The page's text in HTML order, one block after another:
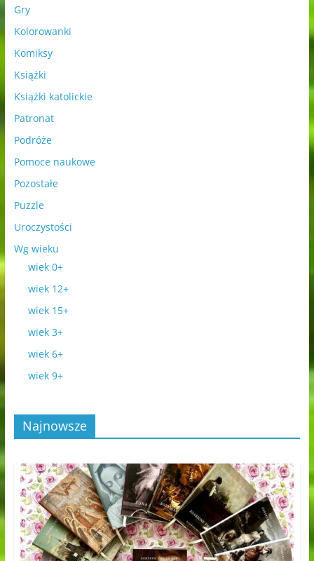
Gry
Kolorowanki
Komiksy
Książki
Książki katolickie
Patronat
Podróże
Pomoce naukowe
Pozostałe
Puzzle
Uroczystości
Wg wieku
wiek 0+
wiek 12+
wiek 15+
wiek 3+
wiek 6+
wiek 9+
Najnowsze